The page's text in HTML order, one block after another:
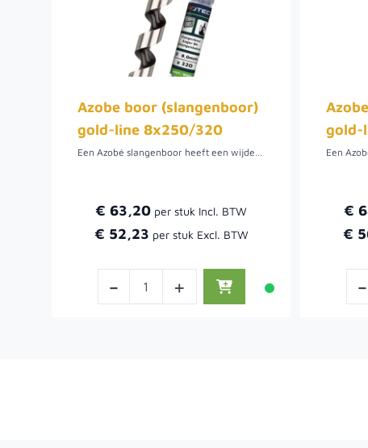
Azobe boor (slangenboor)
gold-line 8x250/320
Een Azobé slangenboor heeft een wijdere spiraal dan de gewone slangenboor. De boor heeft een speciale Titanium coating, dit betekend dat de boor een hoge hittebestendigheid heeft, maar ook een lange levensduur. De slangenboor heeft een zeskant aansluiting, dit zorgt voor een goede grip.
€ 63,20
€ 52,23
- +
gold-
€
€
-